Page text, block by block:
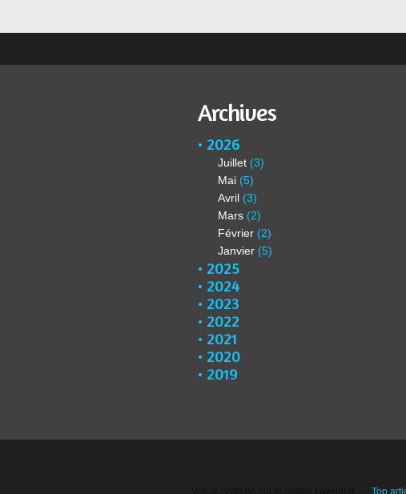
Archives
2026
Juillet (3)
Mai (5)
Avril (3)
Mars (2)
Février (2)
Janvier (5)
2025
2024
2023
2022
2021
2020
2019
Top